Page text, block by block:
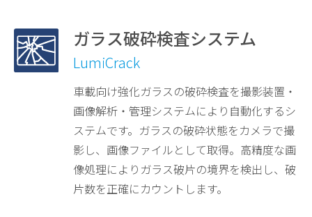
ガラス破砕検査システム
LumiCrack
車載向け強化ガラスの破砕検査を撮影装置・
画像解析・管理システムにより自動化するシ
ステムです。ガラスの破砕状態をカメラで撮
影し、画像ファイルとして取得。高精度な画
像処理によりガラス破片の境界を検出し、破
片数を正確にカウントします。